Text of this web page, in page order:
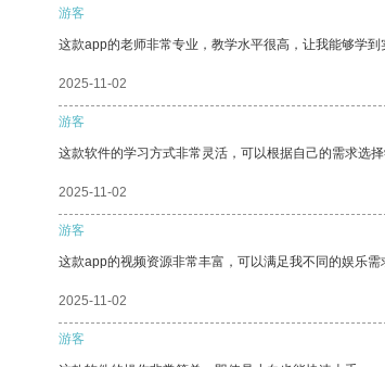
游客
这款app的老师非常专业，教学水平很高，让我能够学到
2025-11-02
游客
这款软件的学习方式非常灵活，可以根据自己的需求选择
2025-11-02
游客
这款app的视频资源非常丰富，可以满足我不同的娱乐需
2025-11-02
游客